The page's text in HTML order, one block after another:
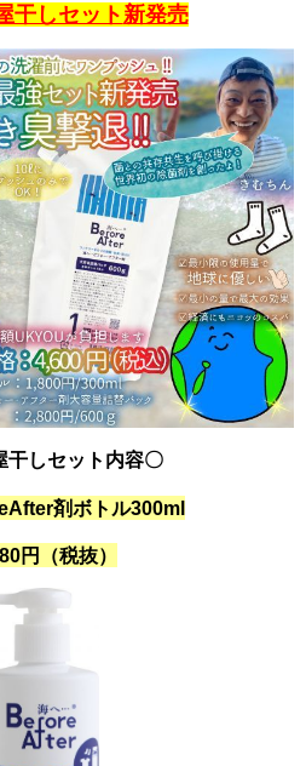
干しセット 新発売
干しセット内容〇
剤ボトル300ml
円（税抜）